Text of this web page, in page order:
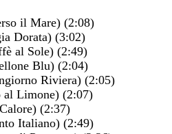
il Mare) (2:08)
Dorata) (3:02)
al Sole) (2:49)
Blu) (2:04)
Riviera) (2:05)
al Limone) (2:07)
(2:37)
Italiano) (2:49)